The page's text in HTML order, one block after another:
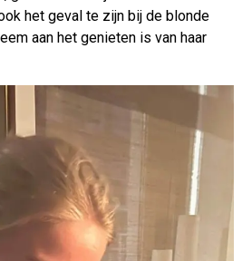
het geval te zijn bij de blonde
aan het genieten is van haar